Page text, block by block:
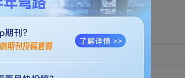
structures